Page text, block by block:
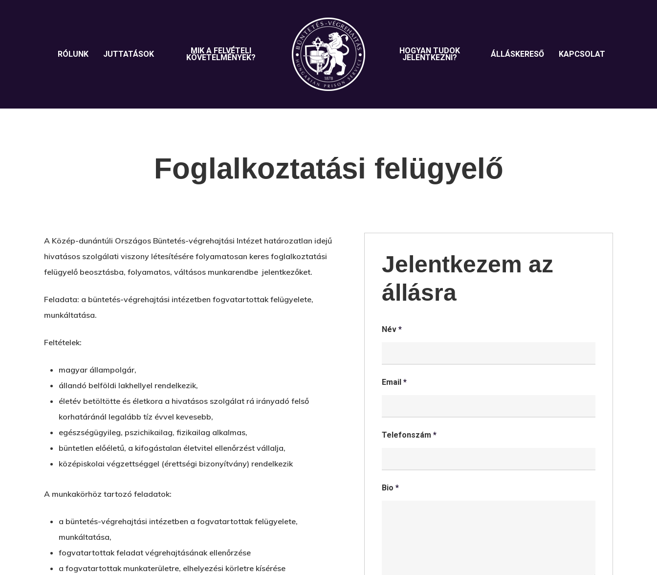
RÓLUNK JUTTATÁSOK MIK A FELVÉTELI
KÖVETELMÉNYEK?
HOGYAN TUDOK
JELENTKEZNI? ÁLLÁSKERESŐ KAPCSOLAT
Foglalkoztatási felügyelő
A Közép-dunántúli Országos Büntetés-végrehajtási Intézet határozatlan idejű
hivatásos szolgálati viszony létesítésére folyamatosan keres foglalkoztatási
felügyelő beosztásba, folyamatos, váltásos munkarendbe jelentkezőket.
Feladata: a büntetés-végrehajtási intézetben fogvatartottak felügyelete,
munkáltatása.
Feltételek:
magyar állampolgár,
állandó belföldi lakhellyel rendelkezik,
életév betöltötte és életkora a hivatásos szolgálat rá irányadó felső
korhatáránál legalább tíz évvel kevesebb,
egészségügyileg, pszichikailag, fizikailag alkalmas,
büntetlen előéletű, a kifogástalan életvitel ellenőrzést vállalja,
középiskolai végzettséggel (érettségi bizonyítvány) rendelkezik
A munkakörhöz tartozó feladatok:
a büntetés-végrehajtási intézetben a fogvatartottak felügyelete,
munkáltatása,
fogvatartottak feladat végrehajtásának ellenőrzése
a fogvatartottak munkaterületre, elhelyezési körletre kísérése
Jelentkezem az
állásra
Név*
Email*
Telefonszám*
Bio*